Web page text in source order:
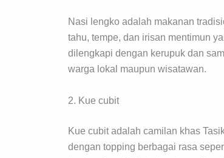
Nasi lengko adalah makanan
tahu, tempe, dan irisan mentimun
dilengkapi dengan kerupuk dan
warga lokal maupun wisatawan.
2. Kue cubit
Kue cubit adalah camilan khas
dengan topping berbagai rasa